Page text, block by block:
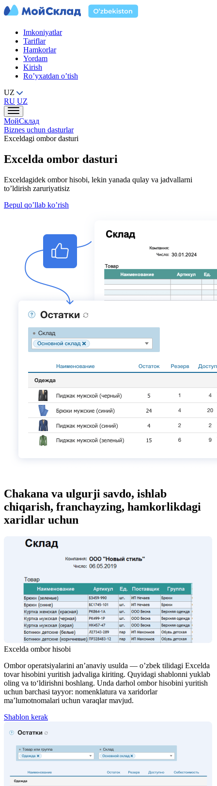
Imkoniyatlar
Tariflar
Hamkorlar
Yordam
Kirish
Ro’yxatdan o’tish
UZ
RU UZ
МойСклад
Biznes uchun dasturlar
Exceldagi ombor dasturi
Excelda ombor dasturi
Exceldagidek ombor hisobi, lekin yanada qulay va jadvallarni
to’ldirish zaruriyatisiz
Bepul qo’llab ko’rish
Chakana va ulgurji savdo, ishlab
chiqarish, franchayzing, hamkorlikdagi
xaridlar uchun
Excelda ombor hisobi
Ombor operatsiyalarini an’anaviy usulda — o’zbek tilidagi Excelda
tovar hisobini yuritish jadvaliga kiriting. Quyidagi shablonni yuklab
oling va to‘ldirishni boshlang. Unda darhol ombor hisobini yuritish
uchun barchasi tayyor: nomenklatura va xaridorlar
ma’lumotnomalari uchun varaqlar mavjud.
Shablon kerak